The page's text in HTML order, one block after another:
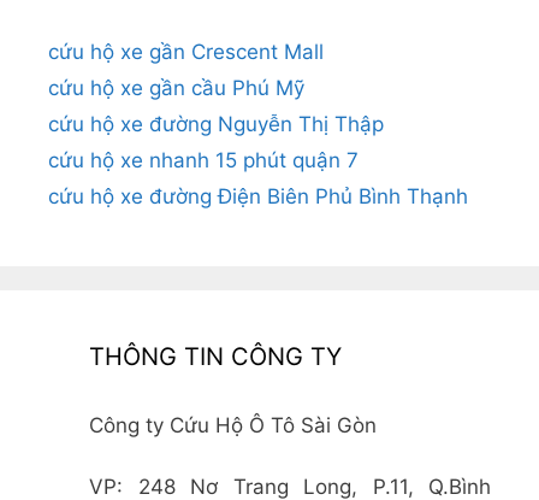
cứu hộ xe gần Crescent Mall
cứu hộ xe gần cầu Phú Mỹ
cứu hộ xe đường Nguyễn Thị Thập
cứu hộ xe nhanh 15 phút quận 7
cứu hộ xe đường Điện Biên Phủ Bình Thạnh
THÔNG TIN CÔNG TY
Công ty Cứu Hộ Ô Tô Sài Gòn
VP: 248 Nơ Trang Long, P.11, Q.Bình